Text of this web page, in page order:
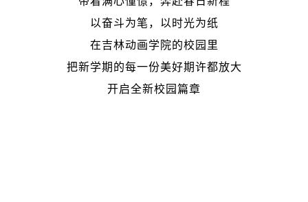
以奋斗为笔，以时光为纸
在吉林动画学院的校园里
把新学期的每一份美好期许都放大
开启全新校园篇章